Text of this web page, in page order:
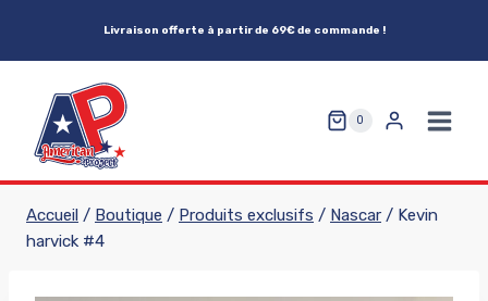
Livraison offerte à partir de 69€ de commande !
0
Accueil / Boutique / Produits exclusifs / Nascar / Kevin
harvick #4